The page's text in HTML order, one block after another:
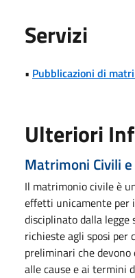
Servizi
• Pubblicazioni di
Ulteriori
Matrimoni Civili
Il matrimonio civile è
effetti unicamente per
disciplinato dalla
richieste agli sposi
preliminari che devono
alle cause e ai termini